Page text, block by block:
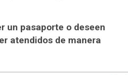
un pasaporte o deseen
atendidos de manera